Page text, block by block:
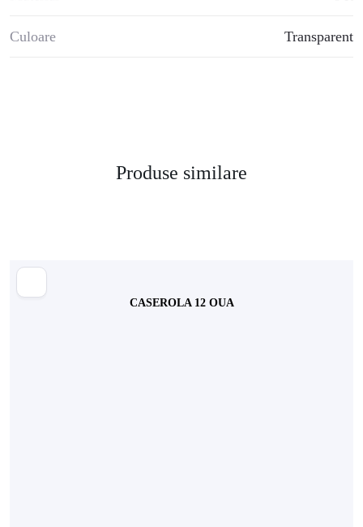
Culoare Transparent
Produse similare
CASEROLA 12 OUA